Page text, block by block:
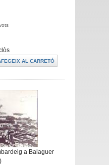
a Balaguer